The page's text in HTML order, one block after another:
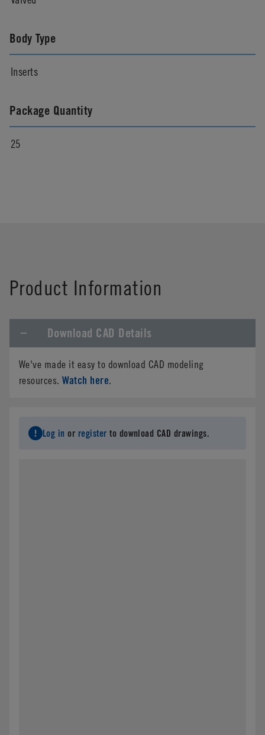
Body Type
Inserts
Package Quantity
25
Product Information
Download CAD Details
We've made it easy to download CAD modeling
resources.Watch here.
Log in or register to download CAD drawings.